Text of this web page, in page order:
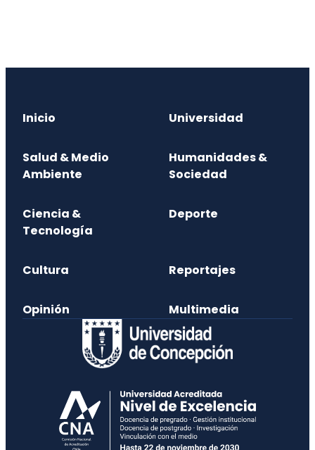
Inicio Universidad
Salud & Medio
Ambiente
Humanidades &
Sociedad
Ciencia &
Tecnología
Deporte
Cultura Reportajes
Opinión Multimedia